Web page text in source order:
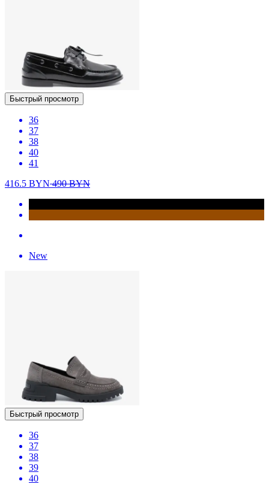
Быстрый просмотр
36
37
38
40
41
416.5 BYN490BYN
New
Быстрый просмотр
36
37
38
39
40